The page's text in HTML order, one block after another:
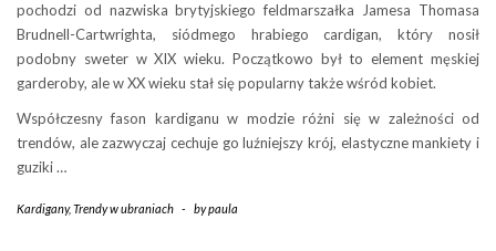
pochodzi od nazwiska brytyjskiego feldmarszałka Jamesa Thomasa
Brudnell-Cartwrighta, siódmego hrabiego cardigan, który nosił
podobny sweter w XIX wieku. Początkowo był to element męskiej
garderoby, ale w XX wieku stał się popularny także wśród kobiet.
Współczesny fason kardiganu w modzie różni się w zależności od
trendów, ale zazwyczaj cechuje go luźniejszy krój, elastyczne mankiety i
guziki …
Kardigany,Trendy w ubraniach - bypaula